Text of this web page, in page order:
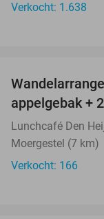
Verkocht: 1.638
appelgebak +
Lunchcafé Den
Moergestel (7 km)
Verkocht: 166